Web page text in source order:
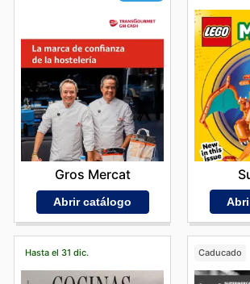
Gros Mercat
Abrir catálogo
Hasta el 31 dic. Caducado